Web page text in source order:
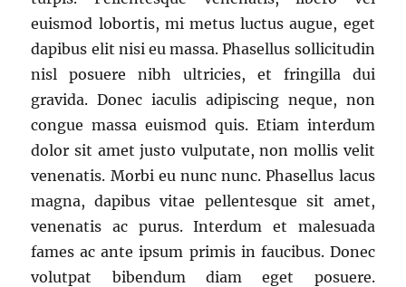
euismod lobortis, mi metus luctus augue, eget
dapibus elit nisi eu massa. Phasellus sollicitudin
nisl posuere nibh ultricies, et fringilla dui
gravida. Donec iaculis adipiscing neque, non
congue massa euismod quis. Etiam interdum
dolor sit amet justo vulputate, non mollis velit
venenatis. Morbi eu nunc nunc. Phasellus lacus
magna, dapibus vitae pellentesque sit amet,
venenatis ac purus. Interdum et malesuada
fames ac ante ipsum primis in faucibus. Donec
volutpat bibendum diam eget posuere.